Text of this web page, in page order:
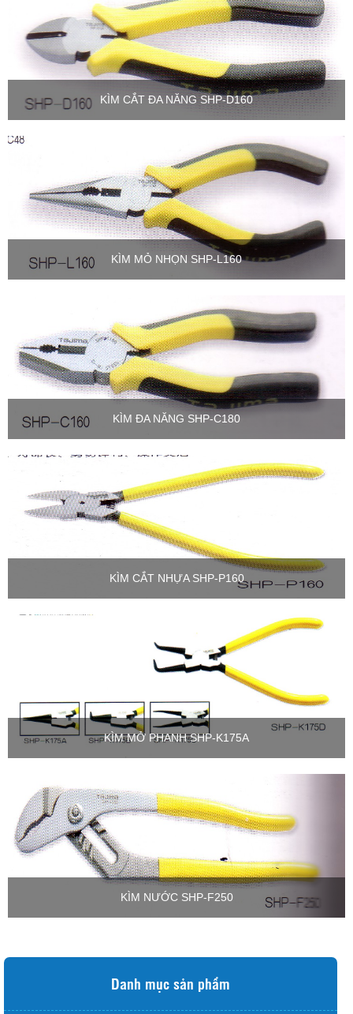
KÌM CẮT ĐA NĂNG SHP-D160
KÌM MỎ NHỌN SHP-L160
KÌM ĐA NĂNG SHP-C180
KÌM CẮT NHỰA SHP-P160
KÌM MỞ PHANH SHP-K175A
KÌM NƯỚC SHP-F250
Danh mục sản phẩm